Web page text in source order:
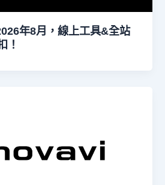
年8月，線上工具&全站
！